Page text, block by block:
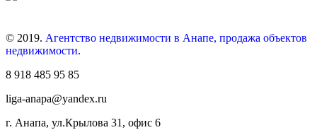
© 2019. Агентство недвижимости в Анапе, продажа объектов
недвижимости.
8 918 485 95 85
liga-anapa@yandex.ru
г. Анапа, ул.Крылова 31, офис 6